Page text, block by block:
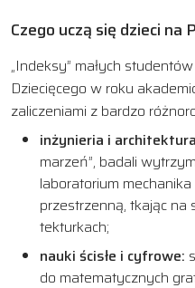
Czego uczą się dzieci na
„Indeksy” małych
Dziecięcego w roku
zaliczeniami z bardzo
inżynieria i
marzeń”, badali
laboratorium
przestrzenną, tkając na
tekturkach;
nauki ścisłe i cyfrowe:
do matematycznych